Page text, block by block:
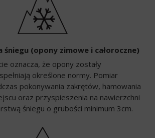
śniegu (opony zimowe i całoroczne)
oznacza, że opony zostały
określone normy. Pomiar
pokonywania zakrętów, hamowania
oraz przyspieszenia na nawierzchni
śniegu o grubości minimum 3cm.